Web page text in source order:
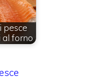
pesce
forno